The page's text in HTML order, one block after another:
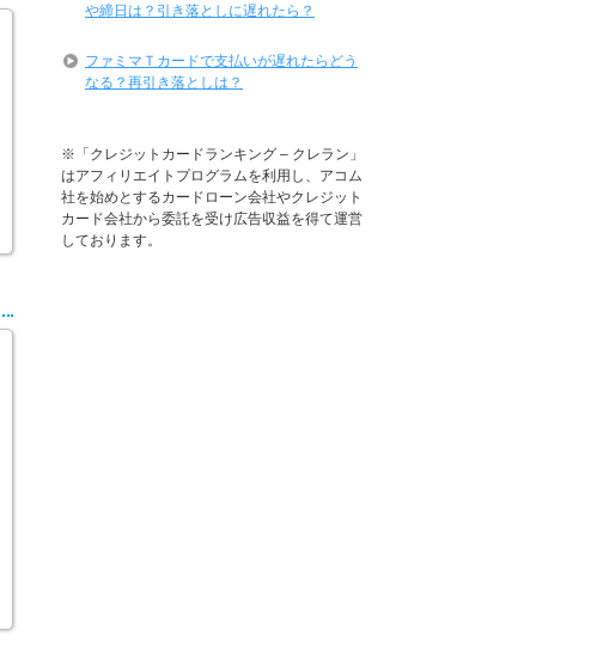
や締日は？引き落としに遅れたら？
ファミマＴカードで支払いが遅れたらどう
なる？再引き落としは？
※「クレジットカードランキング – クレラン」
はアフィリエイトプログラムを利用し、アコム
社を始めとするカードローン会社やクレジット
カード会社から委託を受け広告収益を得て運営
しております。